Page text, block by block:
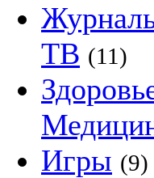
ТВ (11)
Игры (9)